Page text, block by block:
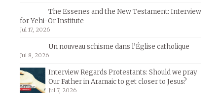
The Essenes and the New Testament: Interview
for Yehi-Or Institute
Jul 17, 2026
Un nouveau schisme dans l’Église catholique
Jul 8, 2026
Interview Regards Protestants: Should we pray
Our Father in Aramaic to get closer to Jesus?
Jul 7, 2026